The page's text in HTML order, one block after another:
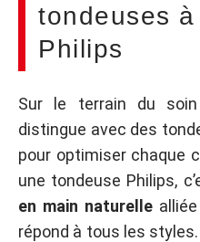
tondeuses
Philips
Sur le terrain du
distingue avec des
pour optimiser chaque
une tondeuse Philips,
en main naturellealliée
répond à tous les